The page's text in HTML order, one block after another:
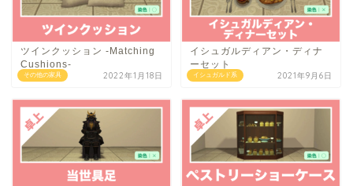
その他の家具
ツインクッション -Matching
Cushions-
2022年1月18日 イシュガルド系
イシュガルディアン・ディナ
ーセット
2021年9月6日